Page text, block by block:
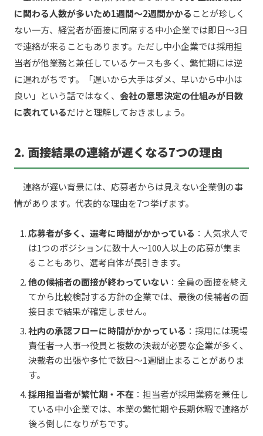
に関わる人数が多いため1週間〜2週間かかることが珍しく
ない一方、経営者が面接に同席する中小企業では即日〜3日
で連絡が来ることもあります。ただし中小企業では採用担
当者が他業務と兼任しているケースも多く、繁忙期には逆
に遅れがちです。「遅いから大手はダメ、早いから中小は
良い」という話ではなく、 会社の意思決定の仕組みが日数
に表れているだけと理解しておきましょう。
2. 面接結果の連絡が遅くなる7つの理由
連絡が遅い背景には、応募者からは見えない企業側の事
情があります。代表的な理由を7つ挙げます。
応募者が多く、選考に時間がかかっている ：人気求人で
は1つのポジションに数十人〜100人以上の応募が集ま
ることもあり、選考自体が長引きます。
他の候補者の面接が終わっていない ：全員の面接を終え
てから比較検討する方針の企業では、最後の候補者の面
接日まで結果が確定しません。
社内の承認フローに時間がかかっている ：採用には現場
責任者→人事→役員と複数の決裁が必要な企業が多く、
決裁者の出張や多忙で数日〜1週間止まることがありま
す。
採用担当者が繁忙期・不在 ：担当者が採用業務を兼任し
ている中小企業では、本業の繁忙期や長期休暇で連絡が
後ろ倒しになりがちです。